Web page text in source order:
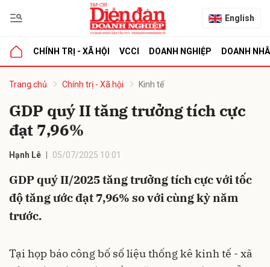
English
CHÍNH TRỊ - XÃ HỘI VCCI DOANH NGHIỆP DOANH
Trang chủ Chính trị - Xã hội Kinh tế
GDP quý II tăng trưởng tích cực
đạt 7,96%
Hạnh Lê 05/07/2025 10:01
GDP quý II/2025 tăng trưởng tích cực với tốc
độ tăng ước đạt 7,96% so với cùng kỳ năm
trước.
Tại họp báo công bố số liệu thống kê kinh tế - xã
luận
Hủy